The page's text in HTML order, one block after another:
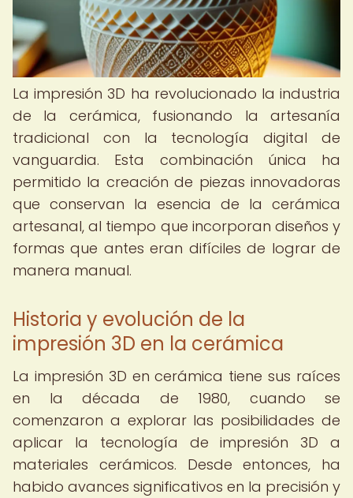
La impresión 3D ha revolucionado la industria
de la cerámica, fusionando la artesanía
tradicional con la tecnología digital de
vanguardia. Esta combinación única ha
permitido la creación de piezas innovadoras
que conservan la esencia de la cerámica
artesanal, al tiempo que incorporan diseños y
formas que antes eran difíciles de lograr de
manera manual.
Historia y evolución de la
impresión 3D en la cerámica
La impresión 3D en cerámica tiene sus raíces
en la década de 1980, cuando se
comenzaron a explorar las posibilidades de
aplicar la tecnología de impresión 3D a
materiales cerámicos. Desde entonces, ha
habido avances significativos en la precisión y